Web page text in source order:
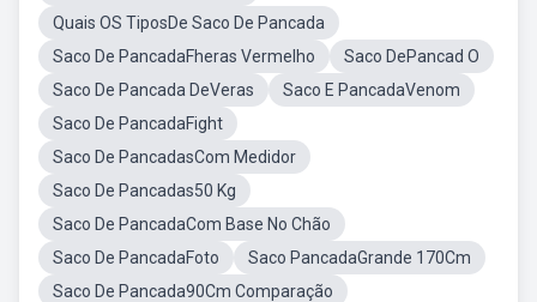
Quais OS TiposDe Saco De Pancada
Saco De PancadaFheras Vermelho
Saco DePancad O
Saco De Pancada DeVeras
Saco E PancadaVenom
Saco De PancadaFight
Saco De PancadasCom Medidor
Saco De Pancadas50 Kg
Saco De PancadaCom Base No Chão
Saco De PancadaFoto
Saco PancadaGrande 170Cm
Saco De Pancada90Cm Comparação